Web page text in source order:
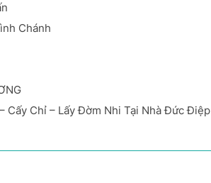
Chánh
Cấy Chỉ – Lấy Đờm Nhi Tại Nhà Đức Điệp